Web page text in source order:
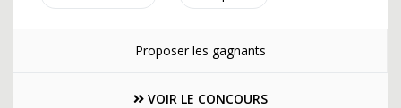
Proposer les gagnants
VOIR LE CONCOURS